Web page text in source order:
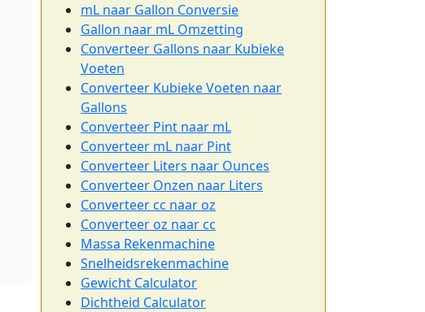
mL naar Gallon Conversie
Gallon naar mL Omzetting
Converteer Gallons naar Kubieke
Voeten
Converteer Kubieke Voeten naar
Gallons
Converteer Pint naar mL
Converteer mL naar Pint
Converteer Liters naar Ounces
Converteer Onzen naar Liters
Converteer cc naar oz
Converteer oz naar cc
Massa Rekenmachine
Snelheidsrekenmachine
Gewicht Calculator
Dichtheid Calculator